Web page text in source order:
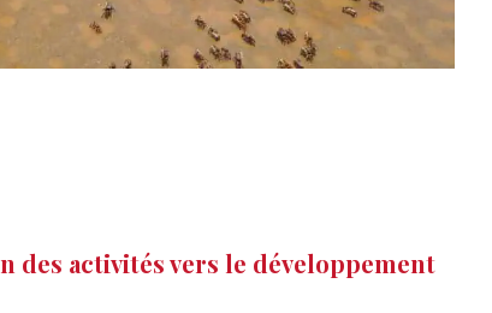
des activités vers le développement